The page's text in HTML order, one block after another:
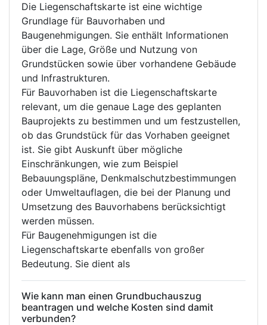
Die Liegenschaftskarte ist eine wichtige
Grundlage für Bauvorhaben und
Baugenehmigungen. Sie enthält Informationen
über die Lage, Größe und Nutzung von
Grundstücken sowie über vorhandene Gebäude
und Infrastrukturen.
Für Bauvorhaben ist die Liegenschaftskarte
relevant, um die genaue Lage des geplanten
Bauprojekts zu bestimmen und um festzustellen,
ob das Grundstück für das Vorhaben geeignet
ist. Sie gibt Auskunft über mögliche
Einschränkungen, wie zum Beispiel
Bebauungspläne, Denkmalschutzbestimmungen
oder Umweltauflagen, die bei der Planung und
Umsetzung des Bauvorhabens berücksichtigt
werden müssen.
Für Baugenehmigungen ist die
Liegenschaftskarte ebenfalls von großer
Bedeutung. Sie dient als
Wie kann man einen Grundbuchauszug
beantragen und welche Kosten sind damit
verbunden?